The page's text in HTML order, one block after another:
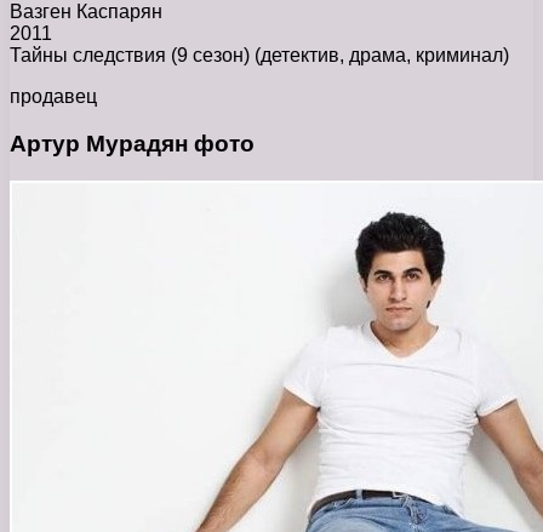
Вазген Каспарян
2011
Тайны следствия (9 сезон) (детектив, драма, криминал)
продавец
Артур Мурадян фото